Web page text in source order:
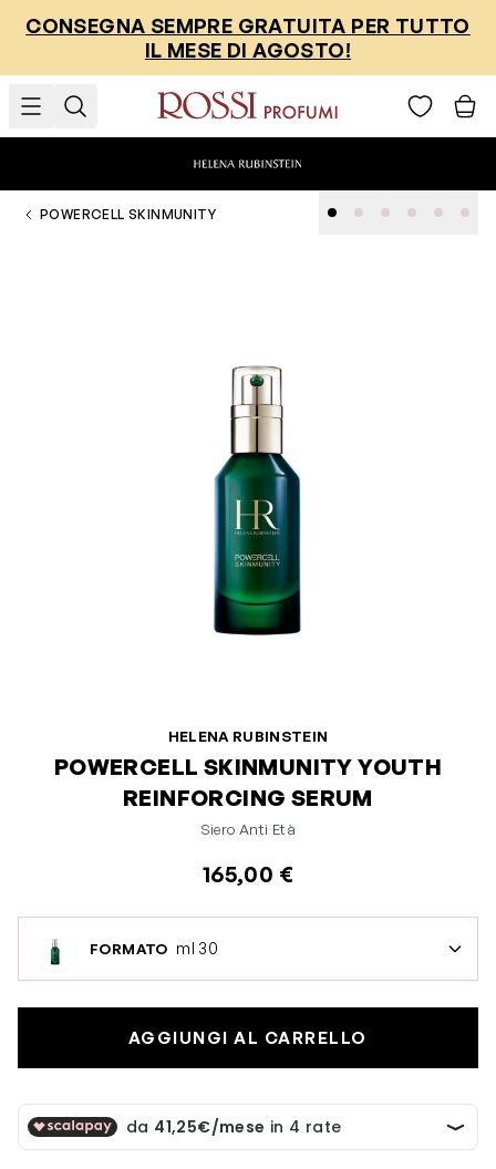
CONSEGNA SEMPRE GRATUITA PER TUTTO
IL MESE DI AGOSTO!
POWERCELL SKINMUNITY
HELENA RUBINSTEIN
POWERCELL SKINMUNITY YOUTH
REINFORCING SERUM
Siero Anti Età
165,00 €
FORMATO ml 30
AGGIUNGI AL CARRELLO